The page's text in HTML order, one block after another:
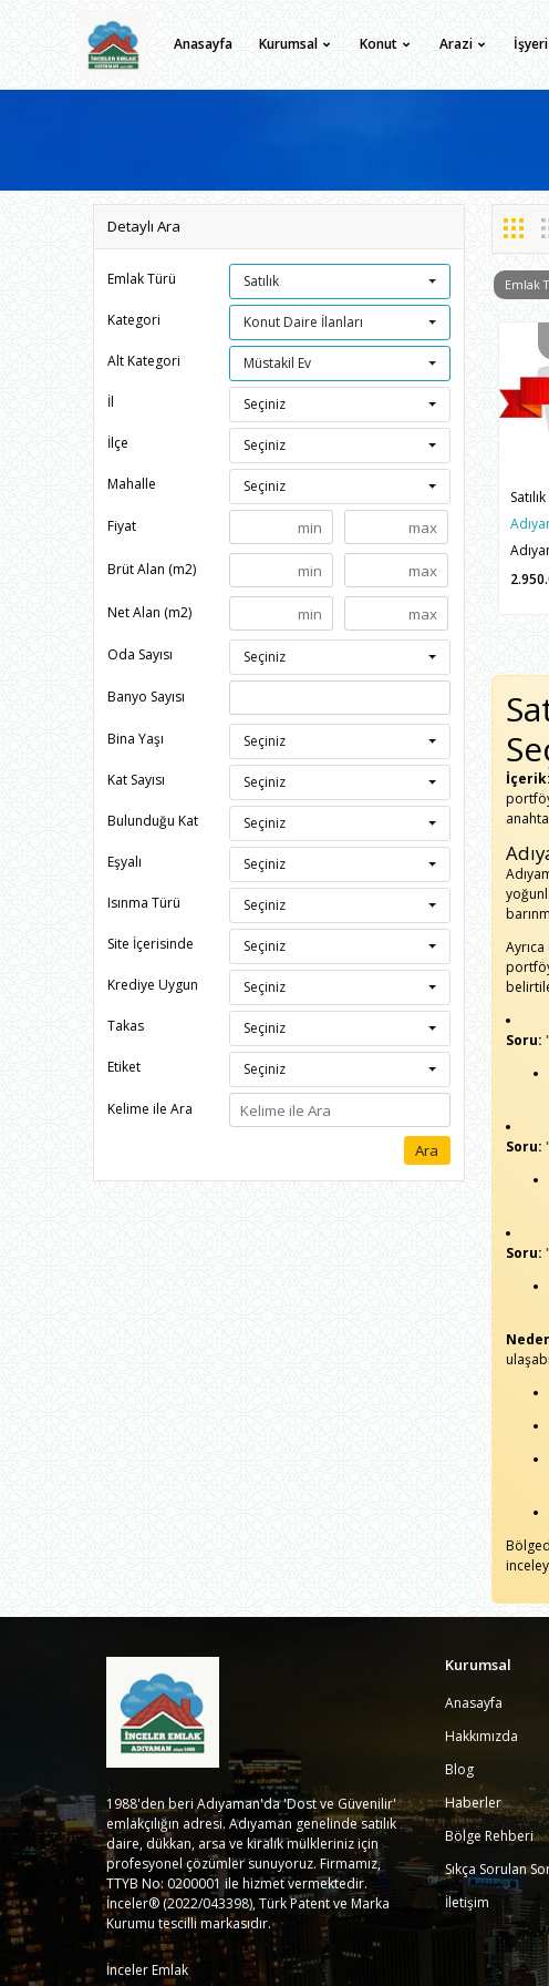
Anasayfa Kurumsal Konut Arazi İşyeri
Detaylı Ara
Emlak Türü Satılık
Kategori Konut Daire İlanları
Alt Kategori Müstakil Ev
İl Seçiniz
İlçe Seçiniz
Mahalle Seçiniz
Fiyat
Brüt Alan (m2)
Net Alan (m2)
Oda Sayısı Seçiniz
Banyo Sayısı
Bina Yaşı Seçiniz
Kat Sayısı Seçiniz
Bulunduğu Kat Seçiniz
Eşyalı Seçiniz
Isınma Türü Seçiniz
Site İçerisinde Seçiniz
Krediye Uygun Seçiniz
Takas Seçiniz
Etiket Seçiniz
Kelime ile Ara
Emlak
Satılık
İçerik:
Soru:
Soru:
Soru:
1988'den beri Adıyaman'da 'Dost ve Güvenilir'
emlakçılığın adresi. Adıyaman genelinde satılık
daire, dükkan, arsa ve kiralık mülkleriniz için
profesyonel çözümler sunuyoruz. Firmamız,
TTYB No: 0200001 ile hizmet vermektedir.
İnceler® (2022/043398), Türk Patent ve Marka
Kurumu tescilli markasıdır.
İnceler Emlak
Kurumsal
Anasayfa
Hakkımızda
Blog
Haberler
Bölge Rehberi
Sıkça Sorulan
İletişim